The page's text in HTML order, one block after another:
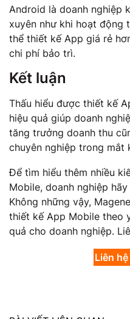
Android là doanh nghiệp
xuyên như khi hoạt động
thể thiết kế App giá rẻ
chi phí bảo trì.
Kết luận
Thấu hiểu được thiết kế
hiệu quả giúp doanh
tăng trưởng doanh thu
chuyên nghiệp trong mắt
Để tìm hiểu thêm nhiều
Mobile, doanh nghiệp
Không những vậy,
thiết kế App Mobile theo
quả cho doanh nghiệp.
Liên